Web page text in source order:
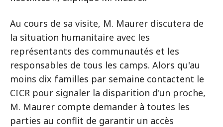
Au cours de sa visite, M. Maurer discutera de
la situation humanitaire avec les
représentants des communautés et les
responsables de tous les camps. Alors qu'au
moins dix familles par semaine contactent le
CICR pour signaler la disparition d'un proche,
M. Maurer compte demander à toutes les
parties au conflit de garantir un accès